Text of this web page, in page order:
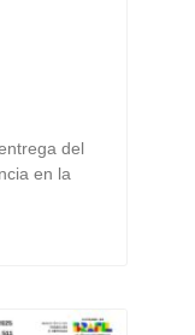
del
en la